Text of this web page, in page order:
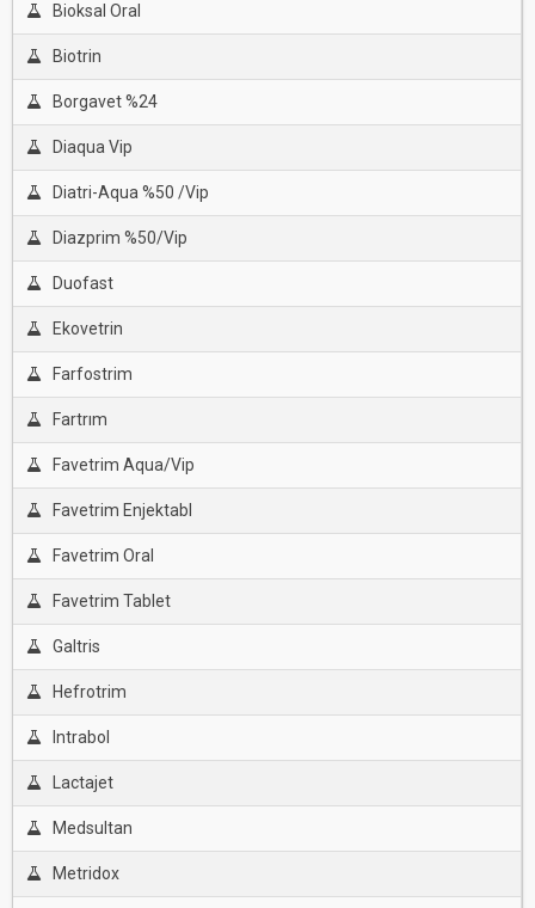
Bioksal Oral
Biotrin
Borgavet %24
Diaqua Vip
Diatri-Aqua %50 /Vip
Diazprim %50/Vip
Duofast
Ekovetrin
Farfostrim
Fartrım
Favetrim Aqua/Vip
Favetrim Enjektabl
Favetrim Oral
Favetrim Tablet
Galtris
Hefrotrim
Intrabol
Lactajet
Medsultan
Metridox